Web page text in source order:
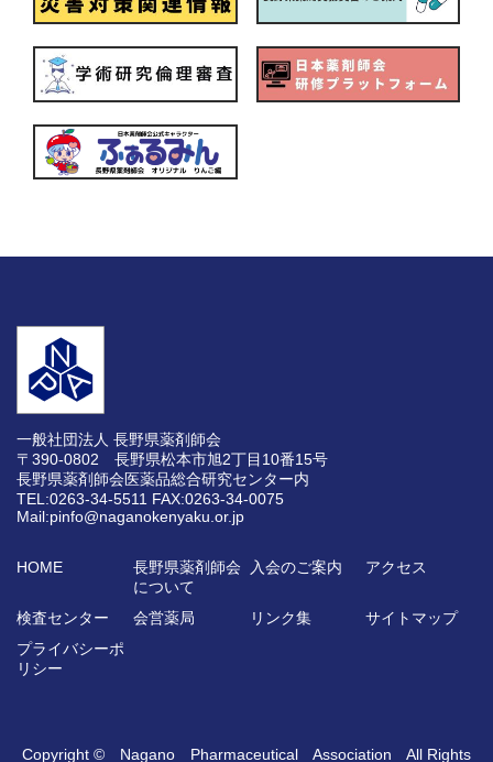
一般社団法人 長野県薬剤師会
〒390-0802 長野県松本市旭2丁目10番15号
長野県薬剤師会医薬品総合研究センター内
TEL:0263-34-5511 FAX:0263-34-0075
Mail:pinfo@naganokenyaku.or.jp
HOME
長野県薬剤師会
について
入会のご案内 アクセス
検査センター 会営薬局 リンク集
サイトマップ
プライバシーポ
リシー
Copyright © Nagano Pharmaceutical Association All Rights